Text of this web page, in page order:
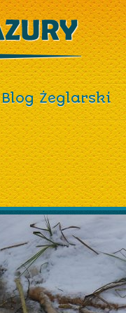
Blog Żeglarski